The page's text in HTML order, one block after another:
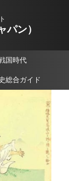
ン）
国時代
総合ガイド